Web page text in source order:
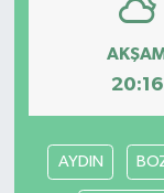
20:16
AYDIN